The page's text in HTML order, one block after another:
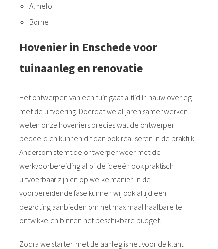
Almelo
Borne
Hovenier in Enschede voor
tuinaanleg en renovatie
Het ontwerpen van een tuin gaat altijd in nauw overleg
met de uitvoering. Doordat we al jaren samenwerken
weten onze hoveniers precies wat de ontwerper
bedoeld en kunnen dit dan ook realiseren in de praktijk.
Andersom stemt de ontwerper weer met de
werkvoorbereiding af of de ideeën ook praktisch
uitvoerbaar zijn en op welke manier. In de
voorbereidende fase kunnen wij ook altijd een
begroting aanbieden om het maximaal haalbare te
ontwikkelen binnen het beschikbare budget.
Zodra we starten met de aanleg is het voor de klant